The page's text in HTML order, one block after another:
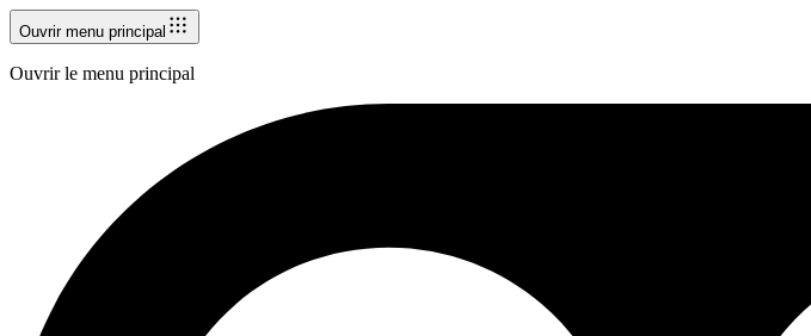
Ouvrir menu principal
Ouvrir le menu principal